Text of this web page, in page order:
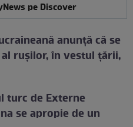
pe Discover
anunță că se
rușilor, în vestul țării,
turc de Externe
se apropie de un